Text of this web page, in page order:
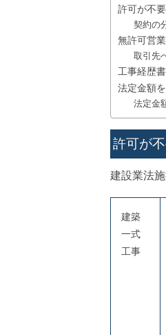
許可が不
契約の
無許可営
取引先
工事経歴
法定金額
法定金
許可が
建設業法
建築
一式
工事